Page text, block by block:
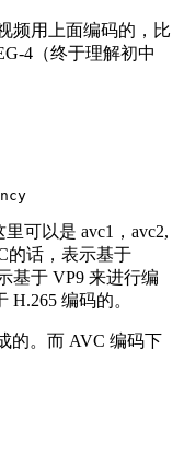
频用上面编码的，比
4（终于理解初中
可以是 avc1，avc2,
的话，表示基于
基于 VP9 来进行编
H.265 编码的。
的。而 AVC 编码下